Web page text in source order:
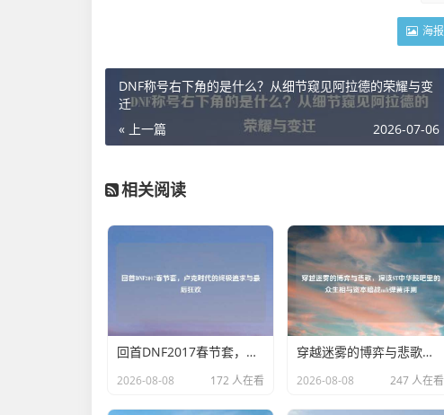
海报
DNF称号右下角的是什么？从细节窥见阿拉德的荣耀与变
迁
« 上一篇
2026-07-06
相关阅读
回首DNF2017春节套，卢克时代的终极追求与最后狂欢
2026-08-08 172 人在看
穿越迷雾的博弈与悲歌，深读ST中华股吧里的众生相与资本暗战mft弹簧评测
2026-08-08 247 人在看